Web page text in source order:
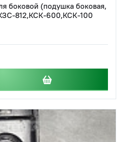
боковой (подушка боковая,
812,КСК-600,КСК-100